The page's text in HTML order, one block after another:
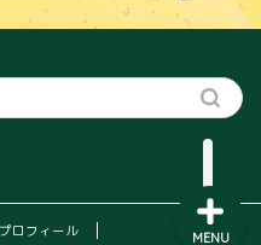
プロフィール MENU
YouTube